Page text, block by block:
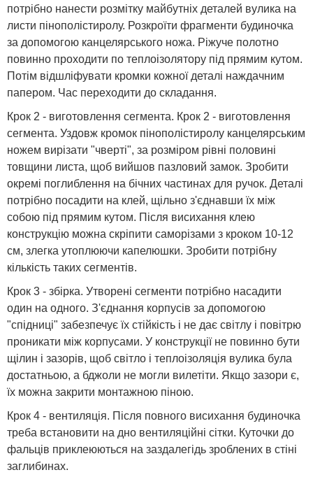
потрібно нанести розмітку майбутніх деталей вулика на
листи пінополістиролу. Розкроїти фрагменти будиночка
за допомогою канцелярського ножа. Ріжуче полотно
повинно проходити по теплоізолятору під прямим кутом.
Потім відшліфувати кромки кожної деталі наждачним
папером. Час переходити до складання.
Крок 2 - виготовлення сегмента. Крок 2 - виготовлення
сегмента. Уздовж кромок пінополістиролу канцелярським
ножем вирізати "чверті", за розміром рівні половині
товщини листа, щоб вийшов пазловий замок. Зробити
окремі поглиблення на бічних частинах для ручок. Деталі
потрібно посадити на клей, щільно з'єднавши їх між
собою під прямим кутом. Після висихання клею
конструкцію можна скріпити саморізами з кроком 10-12
см, злегка утоплюючи капелюшки. Зробити потрібну
кількість таких сегментів.
Крок 3 - збірка. Утворені сегменти потрібно насадити
один на одного. З'єднання корпусів за допомогою
"спідниці" забезпечує їх стійкість і не дає світлу і повітрю
проникати між корпусами. У конструкції не повинно бути
щілин і зазорів, щоб світло і теплоізоляція вулика була
достатньою, а бджоли не могли вилетіти. Якщо зазори є,
їх можна закрити монтажною піною.
Крок 4 - вентиляція. Після повного висихання будиночка
треба встановити на дно вентиляційні сітки. Куточки до
фальців приклеюються на заздалегідь зроблених в стіні
заглибинах.